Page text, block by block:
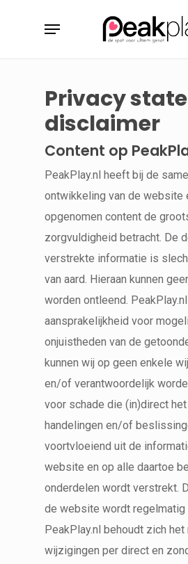
Menu
Privacy
disclaimer
Content op
PeakPlay.nl heeft bij de
ontwikkeling van de website
opgenomen content de
zorgvuldigheid betracht. De
verstrekte informatie is
van aard. Hieraan kunnen
worden ontleend.
aansprakelijkheid voor
onjuistheden van de
kunnen wij op geen enkele
en/of verantwoordelijk
voor schade die (in)direct
handelingen en/of
voortvloeiend uit de
website en op alle daartoe
onderdelen wordt verstrekt.
de website wordt regelmatig
PeakPlay.nl behoudt zich
wijzigingen per direct en